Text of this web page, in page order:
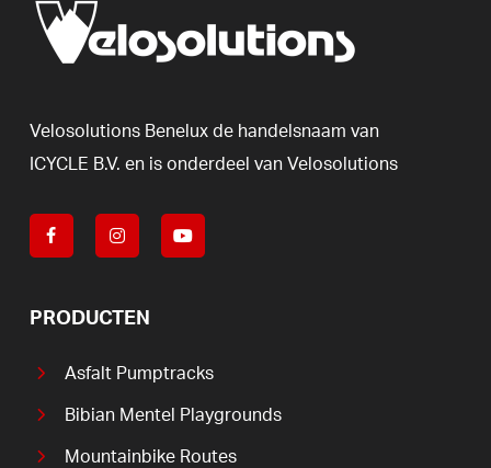
Velosolutions Benelux de handelsnaam van
ICYCLE B.V. en is onderdeel van Velosolutions
PRODUCTEN
Asfalt Pumptracks
Bibian Mentel Playgrounds
Mountainbike Routes